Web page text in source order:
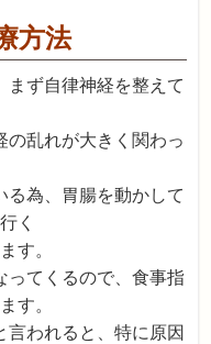
方法
まず自律神経を整えて
の乱れが大きく関わっ
る為、胃腸を動かして
く
す。
ってくるので、食事指
す。
われると、特に原因